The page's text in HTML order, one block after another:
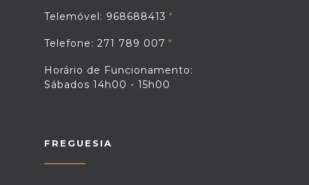
Telemóvel: 968688413
Telefone: 271 789 007
Horário de Funcionamento:
Sábados 14h00 - 15h00
FREGUESIA